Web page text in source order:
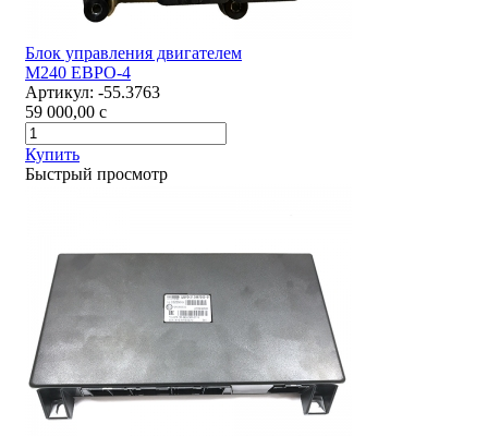
Блок управления двигателем
М240 ЕВРО-4
Артикул: -55.3763
59 000,00 c
Купить
Быстрый просмотр